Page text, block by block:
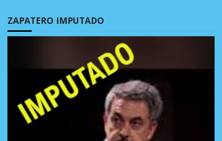
ZAPATERO IMPUTADO